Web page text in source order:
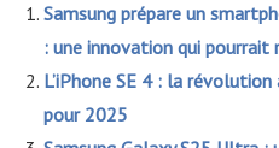
Samsung prépare un
: une innovation qui
L’iPhone SE 4 : la
pour 2025